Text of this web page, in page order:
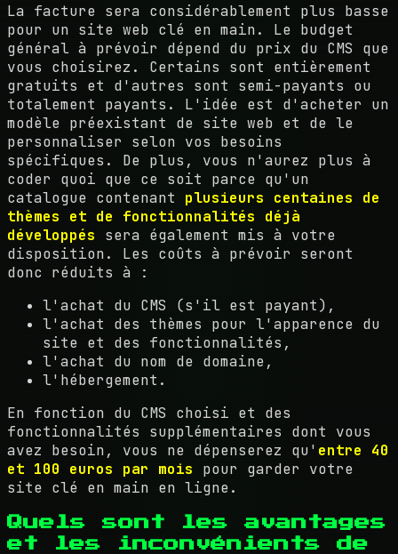
La facture sera considérablement plus basse
pour un site web clé en main. Le budget
général à prévoir dépend du prix du CMS que
vous choisirez. Certains sont entièrement
gratuits et d'autres sont semi-payants ou
totalement payants. L'idée est d'acheter un
modèle préexistant de site web et de le
personnaliser selon vos besoins
spécifiques. De plus, vous n'aurez plus à
coder quoi que ce soit parce qu'un
catalogue contenant plusieurs centaines de
thèmes et de fonctionnalités déjà
développés sera également mis à votre
disposition. Les coûts à prévoir seront
donc réduits à :
l'achat du CMS (s'il est payant),
l'achat des thèmes pour l'apparence du
site et des fonctionnalités,
l'achat du nom de domaine,
l'hébergement.
En fonction du CMS choisi et des
fonctionnalités supplémentaires dont vous
avez besoin, vous ne dépenserez qu' entre 40
et 100 euros par mois pour garder votre
site clé en main en ligne.
Quels sont les avantages
et les inconvénients de